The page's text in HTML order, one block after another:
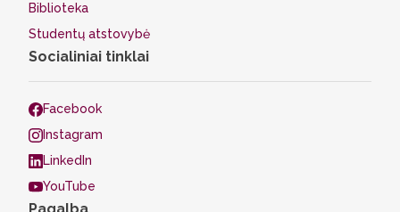
Biblioteka
Studentų atstovybė
Socialiniai tinklai
Facebook
Instagram
LinkedIn
YouTube